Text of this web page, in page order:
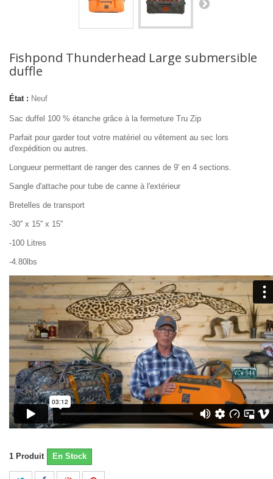
Fishpond Thunderhead Large submersible
duffle
État : Neuf
Sac duffel 100 % étanche grâce à la fermeture Tru Zip
Parfait pour garder tout votre matériel ou vêtement au sec lors
d'expédition ou autres.
Longueur permettant de ranger des cannes de 9' en 4 sections.
Sangle d'attache pour tube de canne à l'extérieur
Bretelles de transport
-30'' x 15'' x 15''
-100 Litres
-4.80lbs
1 Produit En Stock